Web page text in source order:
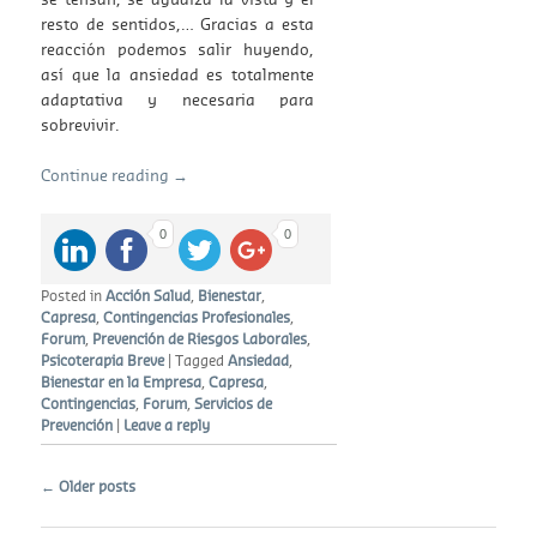
resto de sentidos,… Gracias a esta
reacción podemos salir huyendo,
así que la ansiedad es totalmente
adaptativa y necesaria para
sobrevivir.
Continue reading →
0 0
Posted in Acción Salud Bienestar
Capresa ,Contingencias Profesionales
Forum Prevención de Riesgos Laborales
Psicoterapia Breve
|Tagged Ansiedad
Bienestar en la Empresa ,Capresa
Contingencias Forum ,Servicios de
Prevención
Leave a reply
Post navigation
← Older posts